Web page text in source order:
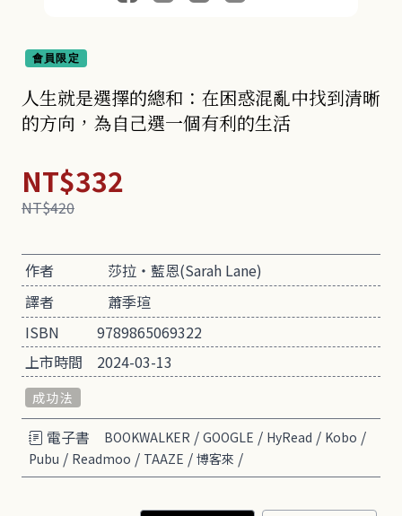
會員限定
人生就是選擇的總和：在困惑混亂中找到清晰
的方向，為自己選一個有利的生活
NT$332
NT$420
作者
莎拉‧藍恩(Sarah Lane)
譯者
蕭季瑄
ISBN
9789865069322
上市時間
2024-03-13
成功法
電子書 BOOKWALKER / GOOGLE / HyRead / Kobo /
Pubu / Readmoo / TAAZE / 博客來 /